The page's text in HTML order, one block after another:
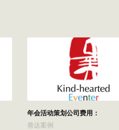
年会活动策划公司费用：
善达案例